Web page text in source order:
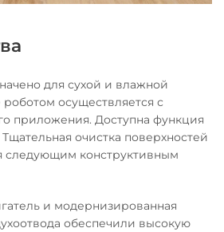
для сухой и влажной
осуществляется с
приложения. Доступна функция
очистка поверхностей
следующим конструктивным
и модернизированная
обеспечили высокую